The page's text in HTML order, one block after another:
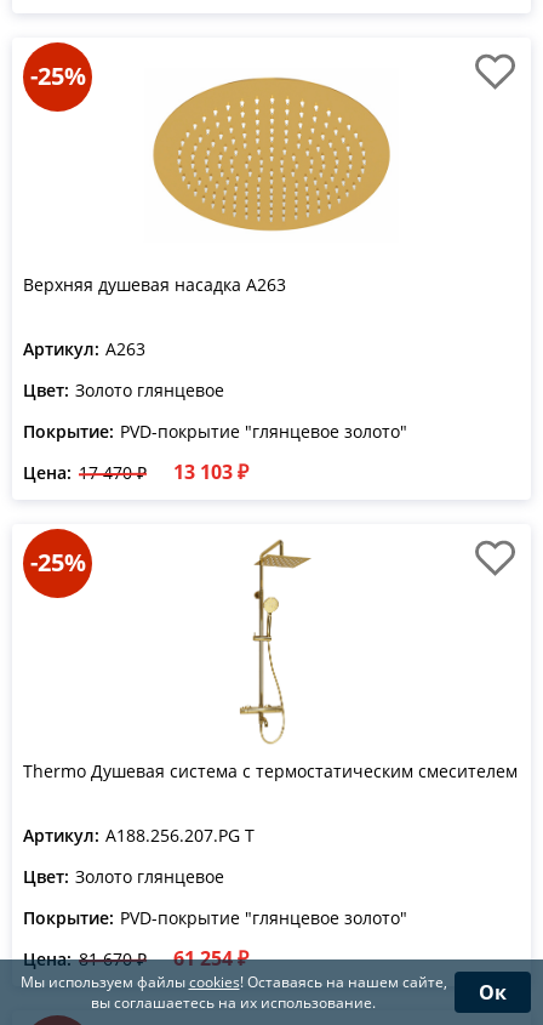
-25%
Верхняя душевая насадка A263
Артикул: A263
Цвет: Золото глянцевое
Покрытие: PVD-покрытие "глянцевое золото"
Цена: 17 470 ₽ 13 103 ₽
-25%
Thermo Душевая система с термостатическим смесителем
Артикул: A188.256.207.PG T
Цвет: Золото глянцевое
Покрытие: PVD-покрытие "глянцевое золото"
Цена: 81 670 ₽ 61 254 ₽
Мы используем файлыcookies! Оставаясь на нашем сайте,
вы соглашаетесь на их использование.
Ок